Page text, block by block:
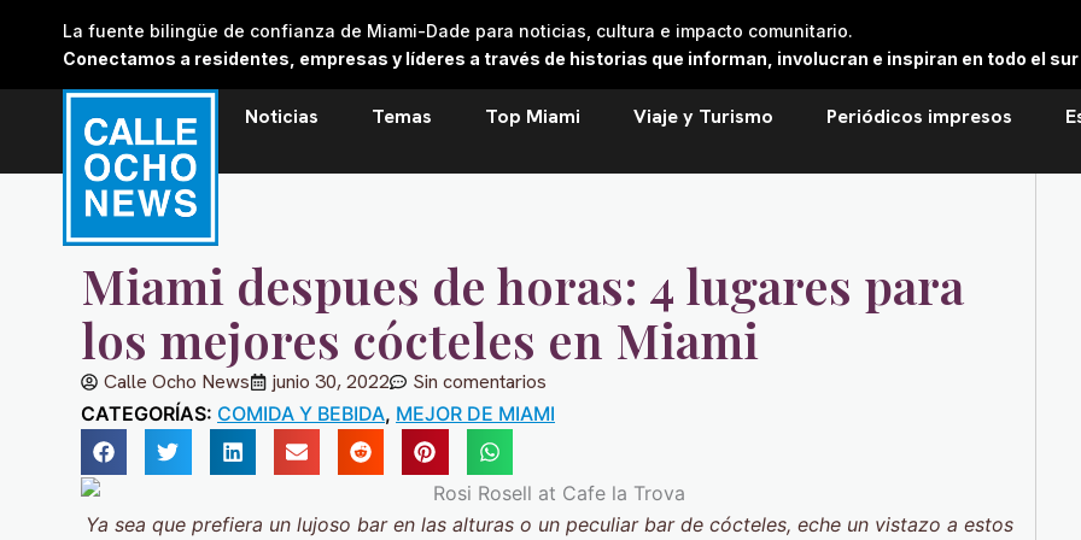
La fuente bilingüe de confianza de Miami-Dade para noticias, cultura e impacto comunitario.
Conectamos a residentes, empresas y líderes a través de historias que informan, involucran e inspiran en todo el sur
Noticias Temas Top Miami Viaje y Turismo Periódicos impresos
Miami despues de horas: 4 lugares para
los mejores cócteles en Miami
Calle Ocho News junio 30, 2022 Sin comentarios
CATEGORÍAS: COMIDA Y BEBIDA, MEJOR DE MIAMI
Ya sea que prefiera un lujoso bar en las alturas o un peculiar bar de cócteles, eche un vistazo a estos